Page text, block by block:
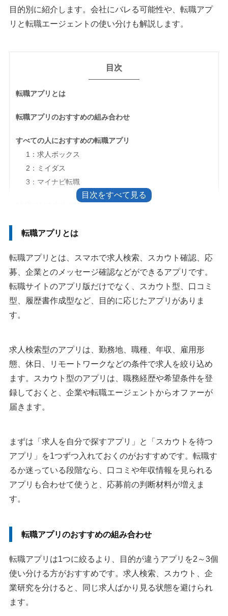
目的別に紹介します。会社にバレる可能性や、転職アプ
リと転職エージェントの使い分けも解説します。
目次
転職アプリとは
転職アプリのおすすめの組み合わせ
すべての人におすすめの転職アプリ
1：求人ボックス
2：ミイダス
3：マイナビ転職
2：マイナビ転職
30代におすすめの転職アプリ
1：ビズリーチ
2：エン転職
1：ビズリーチ
2：doda
3：リクナビNEXT
1：はたらいく
3：Green
女性におすすめの転職アプリ
1：LinkedIn
3：レジュメ
4：履歴書カメラ
転職アプリの選び方
1：求人検索型かスカウト型かで選ぶ
転職アプリとは
転職アプリとは、スマホで求人検索、スカウト確認、応
募、企業とのメッセージ確認などができるアプリです。
転職サイトのアプリ版だけでなく、スカウト型、口コミ
型、履歴書作成型など、目的に応じたアプリがありま
す。
求人検索型のアプリは、勤務地、職種、年収、雇用形
態、休日、リモートワークなどの条件で求人を絞り込め
ます。スカウト型のアプリは、職務経歴や希望条件を登
録しておくと、企業や転職エージェントからオファーが
届きます。
まずは「求人を自分で探すアプリ」と「スカウトを待つ
アプリ」を1つずつ入れておくのがおすすめです。転職す
るか迷っている段階なら、口コミや年収情報を見られる
アプリも合わせて使うと、応募前の判断材料が増えま
す。
転職アプリのおすすめの組み合わせ
転職アプリは1つに絞るより、目的が違うアプリを2～3個
使い分ける方がおすすめです。求人検索、スカウト、企
業研究を分けると、同じ求人ばかり見る状態を避けられ
ます。